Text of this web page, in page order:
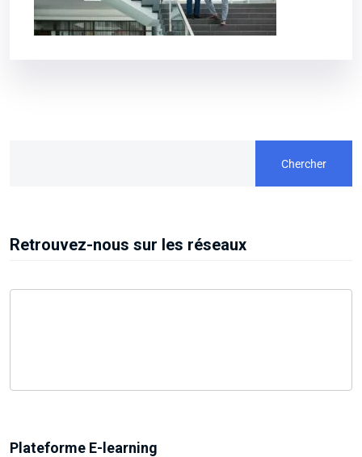
Chercher
Retrouvez-nous sur les réseaux
Plateforme E-learning